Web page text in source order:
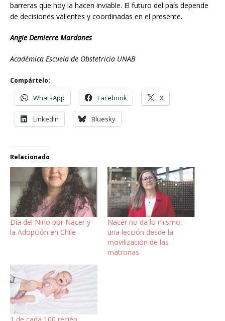
barreras que hoy la hacen inviable. El futuro del país depende
de decisiones valientes y coordinadas en el presente.
Angie Demierre Mardones
Académica Escuela de Obstetricia UNAB
Compártelo:
WhatsApp Facebook X
LinkedIn Bluesky
Relacionado
Día del Niño por Nacer y
la Adopción en Chile
Nacer no da lo mismo:
una lección desde la
movilización de las
matronas